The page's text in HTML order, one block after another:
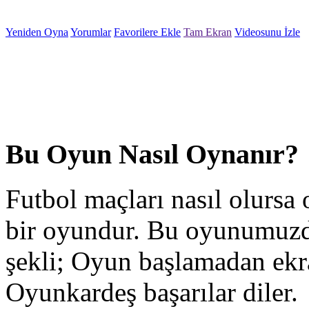
Yeniden Oyna Yorumlar Favorilere Ekle Tam Ekran Videosunu İzle
Bu Oyun Nasıl Oynanır?
Futbol maçları nasıl
bir oyundur. Bu
şekli; Oyun başlamadan
Oyunkardeş başarılar diler.